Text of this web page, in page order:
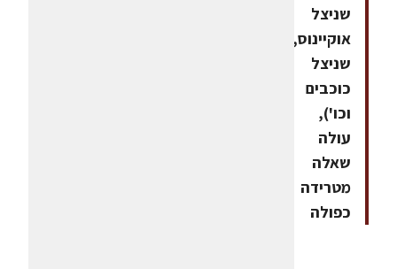
שניצל
אוקיינוס,
שניצל
כוכבים
וכו'),
עולה
שאלה
מטרידה
כפולה